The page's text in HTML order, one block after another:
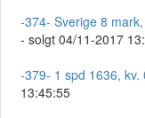
-374- Sverige 8
- solgt 04/11-2017
-379- 1 spd 1636, kv.
13:45:55